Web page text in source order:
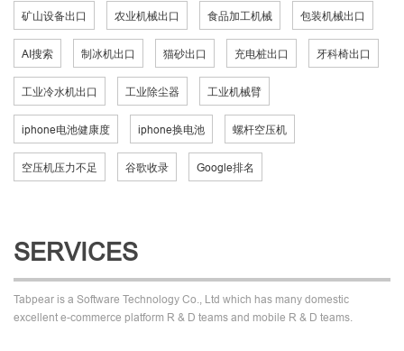
矿山设备出口 农业机械出口 食品加工机械 包装机械出口
AI搜索 制冰机出口 猫砂出口 充电桩出口 牙科椅出口
工业冷水机出口 工业除尘器 工业机械臂
iphone电池健康度 iphone换电池 螺杆空压机
空压机压力不足 谷歌收录 Google排名
SERVICES
Tabpear is a Software Technology Co., Ltd which has many domestic
excellent e-commerce platform R & D teams and mobile R & D teams.